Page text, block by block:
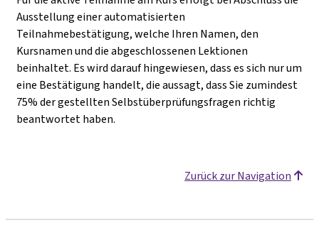
Ausstellung einer automatisierten
Teilnahmebestätigung, welche Ihren Namen, den
Kursnamen und die abgeschlossenen Lektionen
beinhaltet. Es wird darauf hingewiesen, dass es sich nur um
eine Bestätigung handelt, die aussagt, dass Sie zumindest
75% der gestellten Selbstüberprüfungsfragen richtig
beantwortet haben.
Zurück zur Navigation